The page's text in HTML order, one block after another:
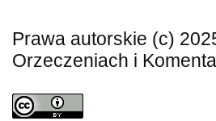
Prawa autorskie (c)
Orzeczeniach i